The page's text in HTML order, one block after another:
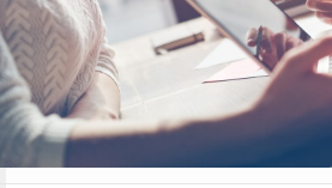
ウートピとは？